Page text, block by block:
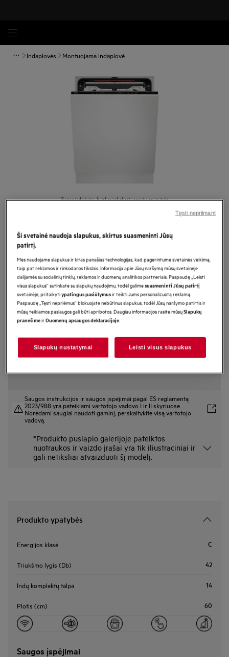
Indaplovės Montuojama indaplovė
Spustelėkite, kad padidintumėte mastelį
FSE94848P
Montuojama indaplovė 59,6 cm 9000
serija „ComfortLift“
Gaminio informacijos lapas
Pagrindiniai privalumai
„ComfortLift®“ pakelia indaplovės apatinį krepšį į patogų aukštį.
išimkite indus.
Jūsų poreikius atitinkantis indų plovimas naudojant „QuickSelect“ su „Wi-
Saugos instrukcijos ir saugos įspėjimai pagal ES reglamentą
2023/988 yra pateikiami vartotojo vadovo I ir II skyriuose.
Norėdami saugiai naudoti gaminį, perskaitykite visą vartotojo
vadovą.
*Produkto puslapio galerijoje pateiktos
nuotraukos ir vaizdo įrašai yra tik iliustraciniai ir
gali netiksliai atvaizduoti šį modelį.
Produkto ypatybės
Energijos klasė C
Triukšmo lygis (Db) 42
Indų komplektų talpa 14
Plotis (cm) 60
Saugos įspėjimai
Ši svetainė naudoja slapukus, skirtus suasmeninti Jūsų
patirtį.
Mes naudojame slapukus ir kitas panašias technologijas, kad pagerintume svetainės veikimą,
taip pat reklamos ir rinkodaros tikslais. Informacija apie Jūsų naršymą mūsų svetainėje
dalijamės su socialinių tinklų, reklamos ir duomenų analitikos partneriais. Paspaudę „Leisti
visus slapukus“ sutinkate su slapukų naudojimu, todėl galimesuasmeninti Jūsų patirtį
svetainėje, pritaikytiypatingus pasiūlymusir teikti Jums personalizuotą reklamą.
Paspaudę „Tęsti nepriėmus“ blokuojate nebūtinus slapukus, todėl Jūsų naršymo patirtis ir
mūsų teikiamos paslaugos gali būti apribotos. Daugiau informacijos rasite mūsųSlapukų
pranešimeirDuomenų apsaugos deklaracijoje.
Slapukų nustatymai Leisti visus slapukus
Tęsti nepriimant